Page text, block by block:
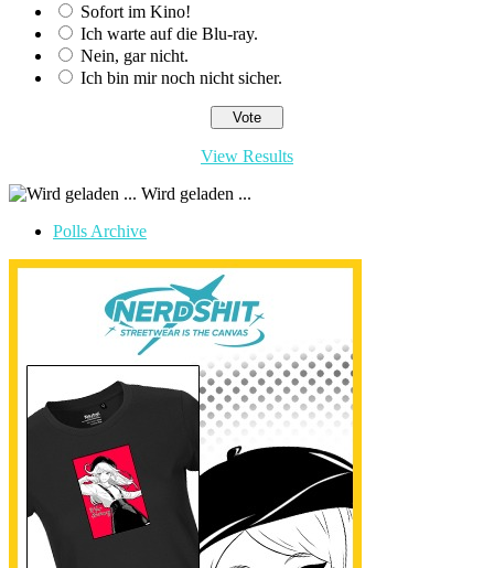
Sofort im Kino!
Ich warte auf die Blu-ray.
Nein, gar nicht.
Ich bin mir noch nicht sicher.
View Results
Wird geladen ...
Polls Archive